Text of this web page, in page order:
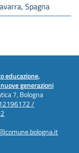
Spagna
educazione,
generazioni
7, Bologna
/